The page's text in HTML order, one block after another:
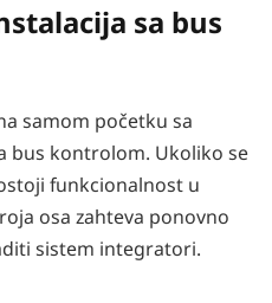
sa bus
samom početku sa
bus kontrolom. Ukoliko se
funkcionalnost u
osa zahteva ponovno
sistem integratori.